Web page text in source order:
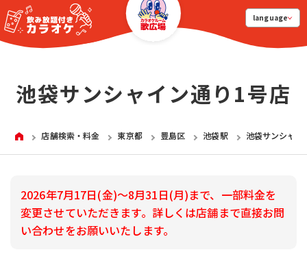
language
池袋サンシャイン通り1号店
HOME店舗検索・料金 東京都 豊島区 池袋駅 池袋サンシャ
2026年7月17日(金)～8月31日(月)まで、一部料金を
変更させていただきます。詳しくは店舗まで直接お問
い合わせをお願いいたします。